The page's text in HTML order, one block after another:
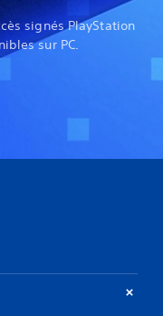
signés PlayStation
sur PC.